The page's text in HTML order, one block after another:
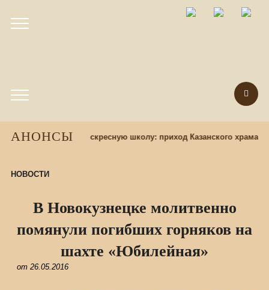
АНОНСЫ
Набор учащихся в воскресную школу: приход Казанского храма
НОВОСТИ
В Новокузнецке молитвенно
помянули погибших горняков на
шахте «Юбилейная»
от 26.05.2016